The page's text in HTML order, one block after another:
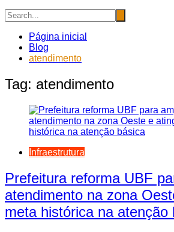
Página inicial
Blog
atendimento
Tag: atendimento
Infraestrutura
Prefeitura reforma UBF
atendimento na zona
meta histórica na atenção